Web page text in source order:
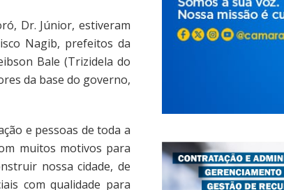
Dr. Júnior, estiveram
Nagib, prefeitos da
Bale (Trizidela do
da base do governo,
e pessoas de toda a
muitos motivos para
nossa cidade, de
com qualidade para